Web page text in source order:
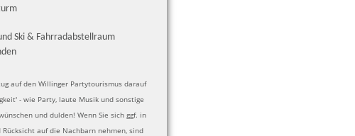
Ski & Fahrradabstellraum
auf den Willinger Partytourismus darauf
- wie Party, laute Musik und sonstige
und dulden! Wenn Sie sich ggf. in
auf die Nachbarn nehmen, sind